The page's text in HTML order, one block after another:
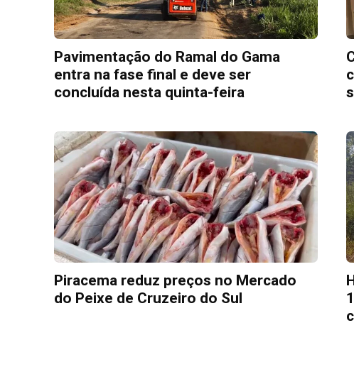
Pavimentação do Ramal do Gama
entra na fase final e deve ser
concluída nesta quinta-feira
Piracema reduz preços no Mercado
do Peixe de Cruzeiro do Sul